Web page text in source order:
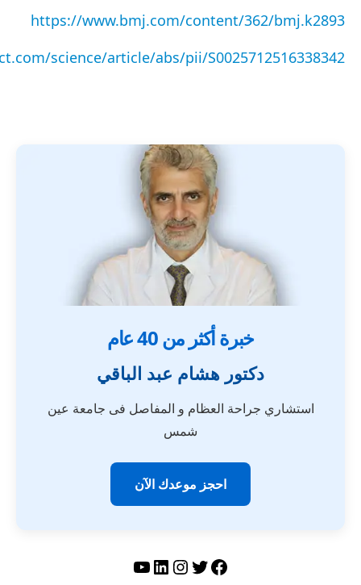
https://www.bmj.com/content/362/bmj.k2893
science/article/abs/pii/S0025712516338342
خبرة أكثر من 40 عام
دكتور هشام عبد الباقي
استشاري جراحة العظام و المفاصل فى جامعة عين
شمس
احجز موعدك الآن
فيسبوك
تويترإنستجرام
لينكد إنيوتيوب